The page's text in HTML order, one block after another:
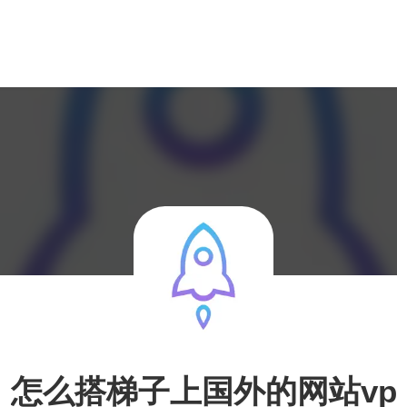
怎么搭梯子上国外的网站vp